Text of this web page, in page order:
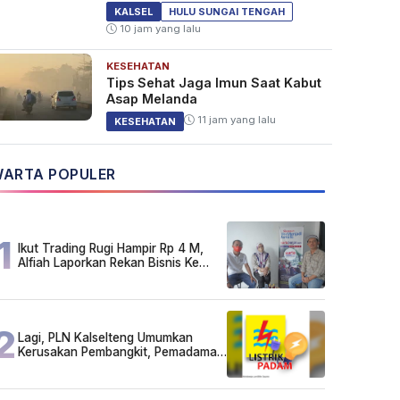
KALSEL
HULU SUNGAI TENGAH
10 jam yang lalu
KESEHATAN
Tips Sehat Jaga Imun Saat Kabut
Asap Melanda
KESEHATAN 11 jam yang lalu
POPULER
Ikut Trading Rugi Hampir Rp 4 M,
Alfiah Laporkan Rekan Bisnis Ke
Lagi, PLN Kalselteng Umumkan
Kerusakan Pembangkit, Pemadaman